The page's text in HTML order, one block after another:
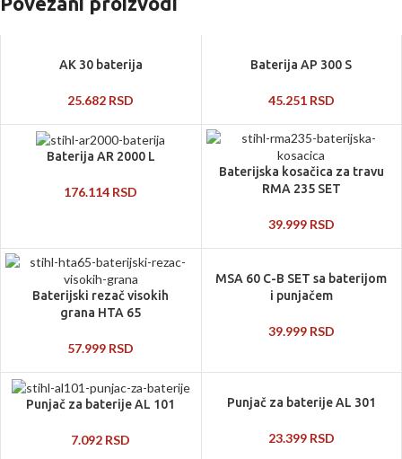
AK 30 baterija
25.682 RSD
Baterija AP 300 S
45.251 RSD
Baterija AR 2000 L
176.114 RSD
Baterijska kosačica za travu
RMA 235 SET
39.999 RSD
Baterijski rezač visokih
grana HTA 65
57.999 RSD
MSA 60 C-B SET sa baterijom
i punjačem
39.999 RSD
Punjač za baterije AL 101
7.092 RSD
Punjač za baterije AL 301
23.399 RSD